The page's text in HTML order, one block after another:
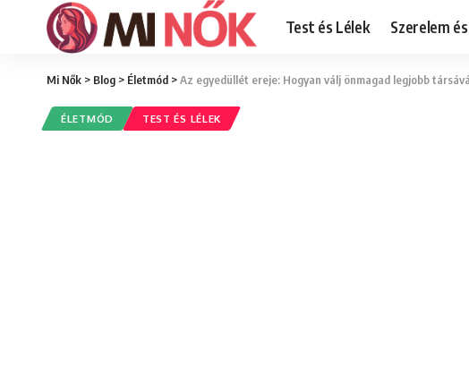
Test és Lélek Szerelem
Mi Nők > Blog > Életmód >Az egyedüllét ereje: Hogyan válj önmagad legjobb
ÉLETMÓD TEST ÉS LÉLEK